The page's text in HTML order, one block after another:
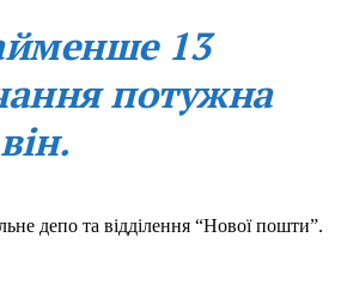
13
потужна
депо та відділення “Нової пошти”.